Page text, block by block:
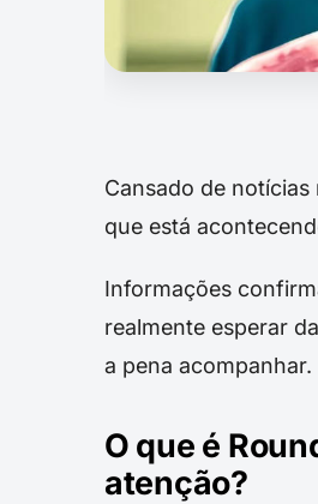
Cansado de
que está
Informações
realmente esperar
a pena acompanhar.
O que é
atenção?